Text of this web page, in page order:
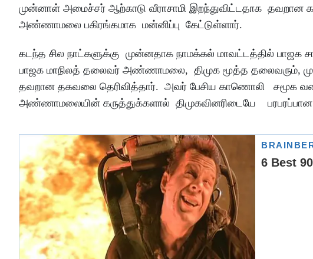
முன்னாள் அமைச்சர் ஆற்காடு வீராசாமி இறந்துவிட்டதாக தவறான
அண்ணாமலை பகிரங்கமாக மன்னிப்பு கேட்டுள்ளார்.
கடந்த சில நாட்களுக்கு முன்னதாக நாமக்கல் மாவட்டத்தில் பாஜக
பாஜக மாநிலத் தலைவர் அண்ணாமலை, திமுக மூத்த தலைவரும்,
தவறான தகவலை தெரிவித்தார். அவர் பேசிய காணொலி சமூக
அண்ணாமலையின் கருத்துக்களால் திமுகவினரிடையே பரபரப்பான